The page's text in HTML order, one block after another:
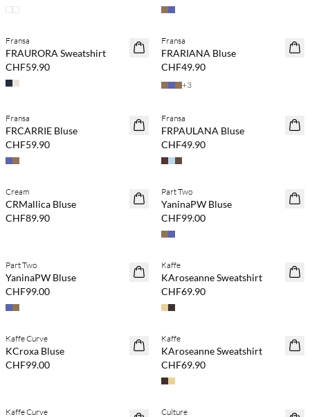
NEUHEITEN
Kaufe mind. 2 & spare 20 %
Fransa
FRAURORA Sweatshirt
CHF59.90
NEUHEITEN
Kaufe mind. 2 & spare 20 %
Fransa
FRARIANA Bluse
CHF49.90
+3
NEUHEITEN
Fransa
FRCARRIE Bluse
CHF59.90
NEUHEITEN
Fransa
FRPAULANA Bluse
CHF49.90
NEUHEITEN
Kaufe mind. 2 & spare 20 %
Cream
CRMallica Bluse
CHF89.90
NEUHEITEN
Kaufe mind. 2 & spare 20 %
Part Two
YaninaPW Bluse
CHF99.00
NEUHEITEN
Part Two
YaninaPW Bluse
CHF99.00
NEUHEITEN
Kaufe mind. 2 & spare 20 %
Kaffe
KAroseanne Sweatshirt
CHF69.90
NEUHEITEN
Kaufe mind. 2 & spare 20 %
Kaffe Curve
KCroxa Bluse
CHF99.00
NEUHEITEN
Kaufe mind. 2 & spare 20 %
Kaffe
KAroseanne Sweatshirt
CHF69.90
Kaffe Curve
Kaufe mind. 2 & spare 20 %
Culture